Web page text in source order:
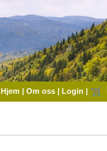
Hjem | Om oss | Login |